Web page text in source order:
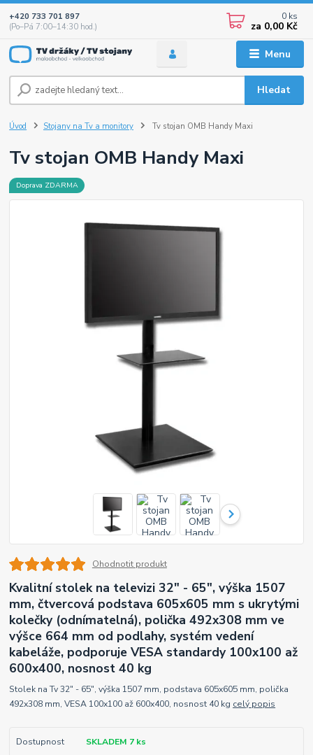
Menu
Hledat
+420 733 701 897
(Po–Pá 7:00–14:30 hod.)
0 ks
za 0,00 Kč
Úvod Stojany na Tv a monitory Tv stojan OMB Handy Maxi
Tv stojan OMB Handy Maxi
Doprava ZDARMA
Ohodnotit produkt
Kvalitní stolek na televizi 32" - 65", výška 1507
mm, čtvercová podstava 605x605 mm s ukrytými
kolečky (odnímatelná), polička 492x308 mm ve
výšce 664 mm od podlahy, systém vedení
kabeláže, podporuje VESA standardy 100x100 až
600x400, nosnost 40 kg
Stolek na Tv 32" - 65", výška 1507 mm, podstava 605x605 mm, polička
492x308 mm, VESA 100x100 až 600x400, nosnost 40 kg celý popis
Dostupnost
SKLADEM 7 ks